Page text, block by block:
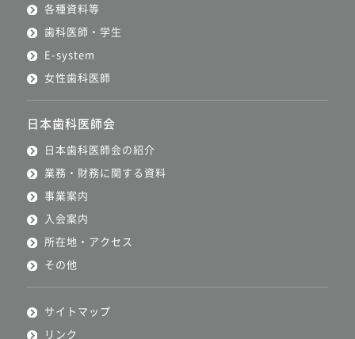
各種資料等
歯科医師・学生
E-system
女性歯科医師
日本歯科医師会
日本歯科医師会の紹介
業務・財務に関する資料
事業案内
入会案内
所在地・アクセス
その他
サイトマップ
リンク